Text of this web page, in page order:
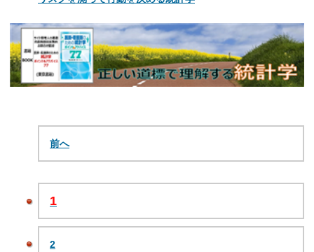
前へ
1
2